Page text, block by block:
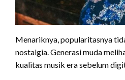
Menariknya, popularitasnya
nostalgia. Generasi muda
kualitas musik era sebelum